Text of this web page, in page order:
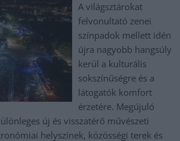
A világsztárokat
felvonultató zenei
színpadok mellett idén
újra nagyobb hangsúly
kerül a kulturális
sokszínűségre és a
látogatók komfort
érzetére. Megújuló
új és visszatérő művészeti
helyszínek, közösségi terek és